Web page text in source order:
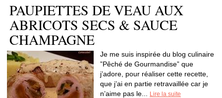
PAUPIETTES DE VEAU AUX
ABRICOTS SECS & SAUCE
CHAMPAGNE
Je me suis inspirée du blog culinaire
”Pêché de Gourmandise” que
j’adore, pour réaliser cette recette,
que j’ai en partie retravaillée car je
n’aime pas le...
Lire la suite